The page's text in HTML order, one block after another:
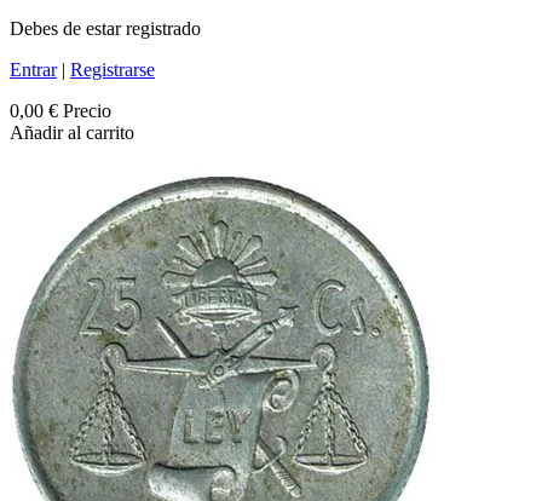
Debes de estar registrado
Entrar| Registrarse
0,00 € Precio
Añadir al carrito